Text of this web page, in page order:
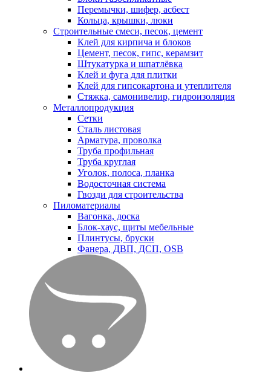
Перемычки, шифер, асбест
Кольца, крышки, люки
Строительные смеси, песок, цемент
Клей для кирпича и блоков
Цемент, песок, гипс, керамзит
Штукатурка и шпатлёвка
Клей и фуга для плитки
Клей для гипсокартона и утеплителя
Стяжка, самонивелир, гидроизоляция
Металлопродукция
Сетки
Сталь листовая
Арматура, проволка
Труба профильная
Труба круглая
Уголок, полоса, планка
Водосточная система
Гвозди для строительства
Пиломатериалы
Вагонка, доска
Блок-хаус, щиты мебельные
Плинтусы, бруски
Фанера, ДВП, ДСП, OSB